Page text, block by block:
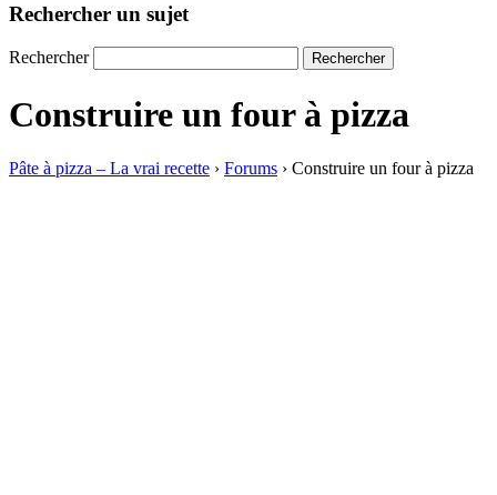
Rechercher un sujet
Rechercher
Construire un four à pizza
Pâte à pizza – La vrai recette › Forums › Construire un four à pizza